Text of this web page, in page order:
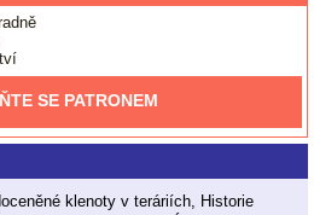
SE PATRONEM
klenoty v teráriích, Historie